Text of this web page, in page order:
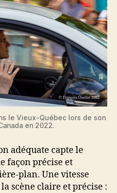
le Vieux-Québec lors de son
en 2022.
adéquate capte le
façon précise et
plan. Une vitesse
scène claire et précise :